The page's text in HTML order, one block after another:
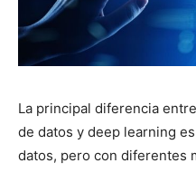
La principal diferencia
de datos y deep learning
datos, pero con diferentes